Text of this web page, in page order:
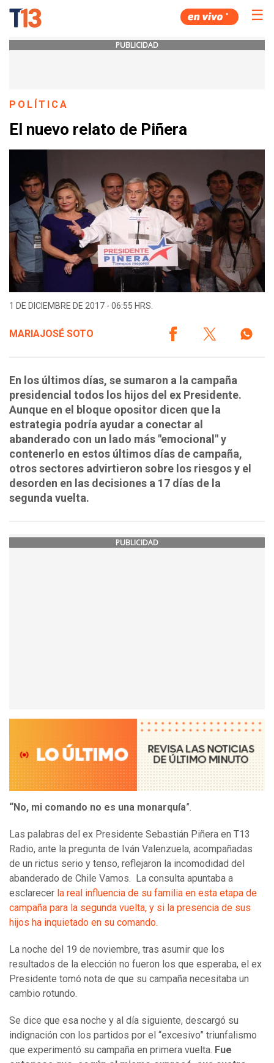
☰
PUBLICIDAD
POLÍTICA
El nuevo relato de Piñera
1 DE DICIEMBRE DE 2017 - 06:55 HRS.
MARIAJOSÉ SOTO
En los últimos días, se sumaron a la campaña
presidencial todos los hijos del ex Presidente.
Aunque en el bloque opositor dicen que la
estrategia podría ayudar a conectar al
abanderado con un lado más "emocional" y
contenerlo en estos últimos días de campaña,
otros sectores advirtieron sobre los riesgos y el
desorden en las decisiones a 17 días de la
segunda vuelta.
PUBLICIDAD
“No, mi comando no es una monarquía”.
Las palabras del ex Presidente Sebastián Piñera en T13
Radio, ante la pregunta de Iván Valenzuela, acompañadas
de un rictus serio y tenso, reflejaron la incomodidad del
abanderado de Chile Vamos. La consulta apuntaba a
esclarecer la real influencia de su familia en esta etapa de
campaña para la segunda vuelta, y si la presencia de sus
hijos ha inquietado en su comando.
La noche del 19 de noviembre, tras asumir que los
resultados de la elección no fueron los que esperaba, el ex
Presidente tomó nota de que su campaña necesitaba un
cambio rotundo.
Se dice que esa noche y al día siguiente, descargó su
indignación con los partidos por el “excesivo” triunfalismo
que experimentó su campaña en primera vuelta. Fue